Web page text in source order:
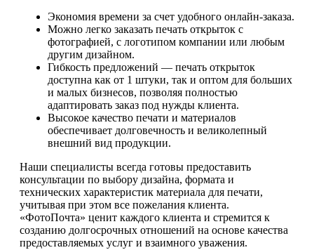
Экономия времени за счет удобного онлайн-заказа.
Можно легко заказать печать открыток с
фотографией, с логотипом компании или любым
другим дизайном.
Гибкость предложений — печать открыток
доступна как от 1 штуки, так и оптом для больших
и малых бизнесов, позволяя полностью
адаптировать заказ под нужды клиента.
Высокое качество печати и материалов
обеспечивает долговечность и великолепный
внешний вид продукции.
Наши специалисты всегда готовы предоставить
консультации по выбору дизайна, формата и
технических характеристик материала для печати,
учитывая при этом все пожелания клиента.
«ФотоПочта» ценит каждого клиента и стремится к
созданию долгосрочных отношений на основе качества
предоставляемых услуг и взаимного уважения.